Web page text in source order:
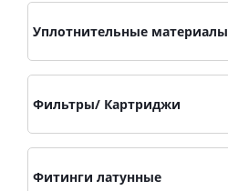
Уплотнительные материалы
Фильтры/ Картриджи
Фитинги латунные